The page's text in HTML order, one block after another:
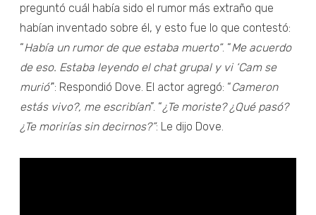
preguntó cuál había sido el rumor más extraño que
habían inventado sobre él, y esto fue lo que contestó:
“Había un rumor de que estaba muerto”. “Me acuerdo
de eso. Estaba leyendo el chat grupal y vi ‘Cam se
murió’": Respondió Dove. El actor agregó: “Cameron
estás vivo?, me escribían”. “¿Te moriste? ¿Qué pasó?
¿Te morirías sin decirnos?”: Le dijo Dove.